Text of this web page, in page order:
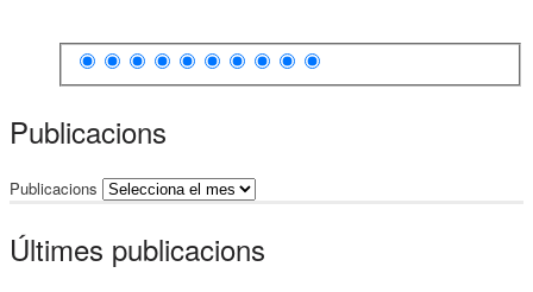
Publicacions
Publicacions
Últimes publicacions